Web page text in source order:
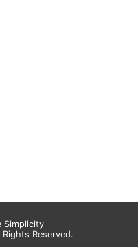
Simplicity
Reserved.